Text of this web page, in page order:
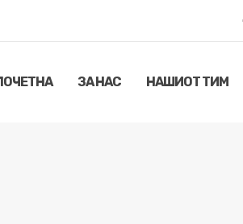
ЗА НАС НАШИОТ ТИМ